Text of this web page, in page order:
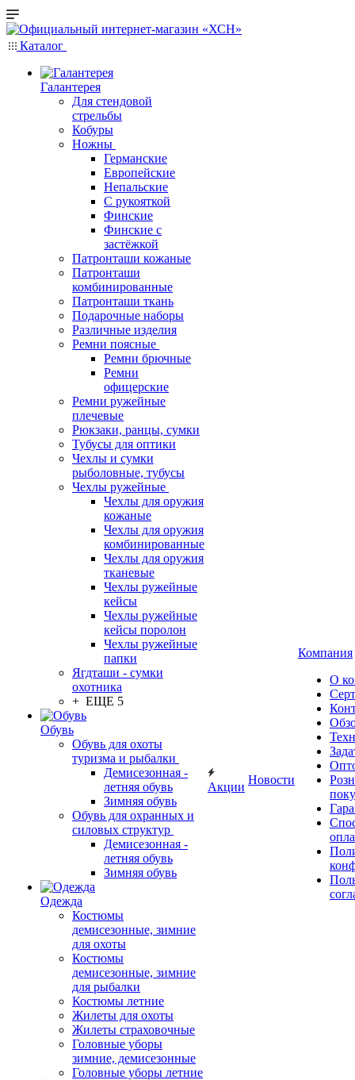
Каталог
Галантерея
Для стендовой
стрельбы
Кобуры
Ножны
Германские
Европейские
Непальские
С рукояткой
Финские
Финские с
застёжкой
Патронташи кожаные
Патронташи
комбинированные
Патронташи ткань
Подарочные наборы
Различные изделия
Ремни поясные
Ремни брючные
Ремни
офицерские
Ремни ружейные
плечевые
Рюкзаки, ранцы, сумки
Тубусы для оптики
Чехлы и сумки
рыболовные, тубусы
Чехлы ружейные
Чехлы для оружия
кожаные
Чехлы для оружия
комбинированные
Чехлы для оружия
тканевые
Чехлы ружейные
кейсы
Чехлы ружейные
кейсы поролон
Чехлы ружейные
папки
Ягдташи - сумки
охотника
+ ЕЩЕ 5
Обувь
Обувь для охоты
туризма и рыбалки
Демисезонная -
летняя обувь
Зимняя обувь
Обувь для охранных и
силовых структур
Демисезонная -
летняя обувь
Зимняя обувь
Одежда
Костюмы
демисезонные, зимние
для охоты
Костюмы
демисезонные, зимние
для рыбалки
Костюмы летние
Жилеты для охоты
Жилеты страховочные
Головные уборы
зимние, демисезонные
Головные уборы летние
Акции
Новости
Компания
О